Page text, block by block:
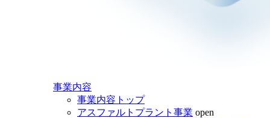
事業内容
事業内容トップ
アスファルトプラント事業 open